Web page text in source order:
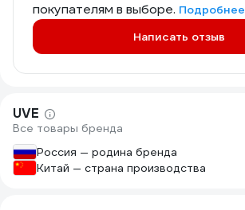
покупателям в выборе. Подробнее
Написать отзыв
UVE
Все товары бренда
Россия — родина бренда
Китай — страна производства